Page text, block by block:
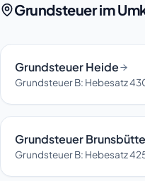
Grundsteuer im
Grundsteuer Heide
Grundsteuer B: Hebesatz
Grundsteuer
Grundsteuer B: Hebesatz